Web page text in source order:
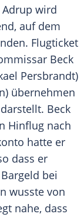
wird
auf dem
Flugticket
Beck
Persbrandt)
übernehmen
Beck
Hinflug nach
hatte er
dass er
bei
wusste von
nahe, dass